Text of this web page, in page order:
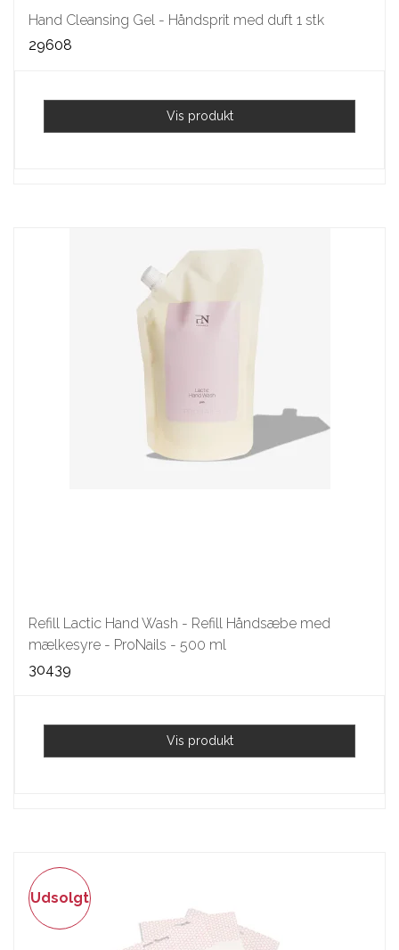
Hand Cleansing Gel - Håndsprit med duft 1 stk
29608
Vis produkt
Refill Lactic Hand Wash - Refill Håndsæbe med
mælkesyre - ProNails - 500 ml
30439
Vis produkt
Udsolgt